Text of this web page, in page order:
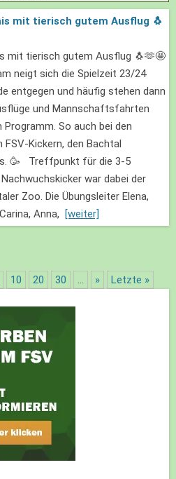
mit tierisch gutem Ausflug 🐧
mit tierisch gutem Ausflug 🐧🫶🤩
neigt sich die Spielzeit 23/24
entgegen und häufig stehen dann
und Mannschaftsfahrten
Programm. So auch bei den
FSV-Kickern, den Bachtal
🥳 Treffpunkt für die 3-5
war dabei der
Zoo. Die Übungsleiter Elena,
Anna,
[weiter]
10 20 30 ... » Letzte »